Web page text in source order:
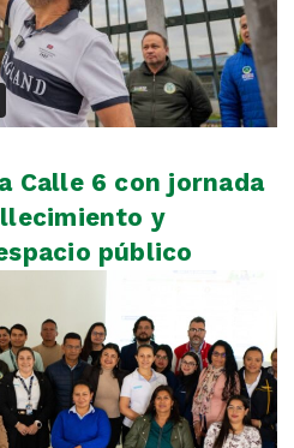
Calle 6 con jornada
y
público